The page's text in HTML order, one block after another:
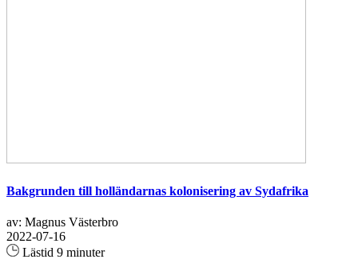
Bakgrunden till holländarnas kolonisering av Sydafrika
av: Magnus Västerbro
2022-07-16
Lästid 9 minuter